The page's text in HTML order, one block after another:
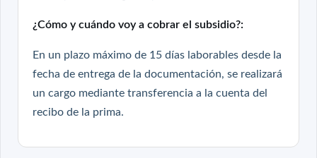
¿Cómo y cuándo voy a cobrar el subsidio?:
En un plazo máximo de 15 días laborables desde la
fecha de entrega de la documentación, se realizará
un cargo mediante transferencia a la cuenta del
recibo de la prima.